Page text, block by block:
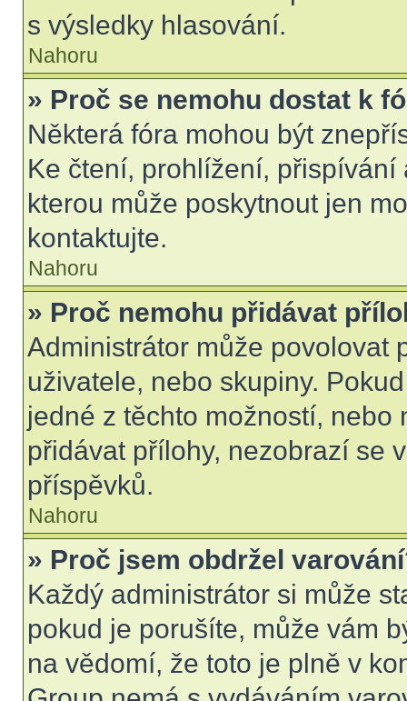
s výsledky hlasování.
Nahoru
» Proč se nemohu dostat k
Některá fóra mohou být
Ke čtení, prohlížení,
kterou může poskytnout jen
kontaktujte.
Nahoru
» Proč nemohu přidávat
Administrátor může povolovat
uživatele, nebo skupiny.
jedné z těchto možností,
přidávat přílohy, nezobrazí se
příspěvků.
Nahoru
» Proč jsem obdržel
Každý administrátor si může
pokud je porušíte, může vám
na vědomí, že toto je plně v